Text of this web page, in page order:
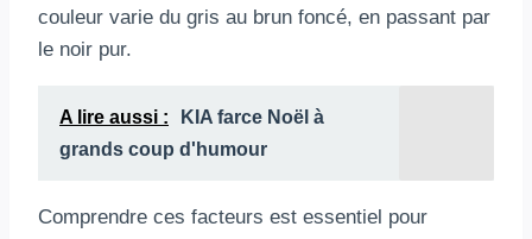
couleur varie du gris au brun foncé, en passant par
le noir pur.
A lire aussi :
KIA farce Noël à
grands coup d'humour
Comprendre ces facteurs est essentiel pour